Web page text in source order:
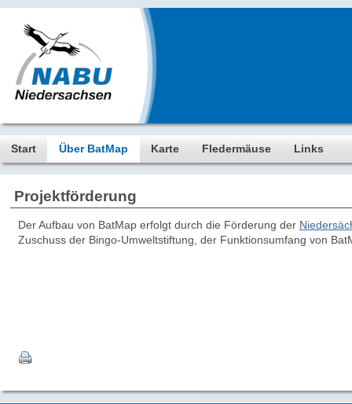
Start Über BatMap Karte Fledermäuse Links
Projektförderung
Der Aufbau von BatMap erfolgt durch die Förderung der
Zuschuss der Bingo-Umweltstiftung, der Funktionsumfang von